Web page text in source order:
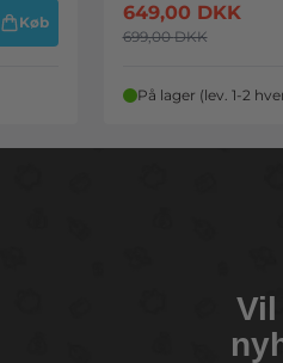
Køb 649,00 DKK
699,00DKK
På lager (lev. 1-2